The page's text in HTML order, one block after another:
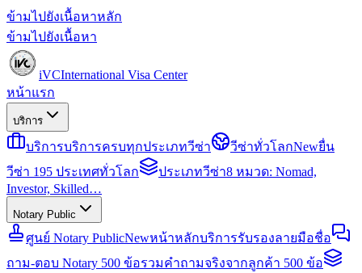
ข้ามไปยังเนื้อหาหลัก
ข้ามไปยังเนื้อหา
iVCInternational Visa Center
หน้าแรก
บริการ
บริการบริการครบทุกประเภทวีซ่า วีซ่าทั่วโลกNewยื่น
วีซ่า 195 ประเทศทั่วโลก
ประเภทวีซ่า8 หมวด: Nomad,
Investor, Skilled…
Notary Public
ศูนย์ Notary PublicNewหน้าหลักบริการรับรองลายมือชื่อ
ถาม-ตอบ Notary 500 ข้อรวมคำถามจริงจากลูกค้า 500 ข้อ